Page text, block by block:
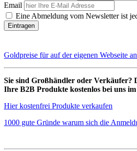
Email
Eine Abmeldung vom Newsletter ist
Goldpreise für auf der eigenen Webseite
Sie sind Großhändler oder Verkäufer?
Ihre B2B Produkte kostenlos bei uns
Hier kostenfrei Produkte verkaufen
1000 gute Gründe warum sich die